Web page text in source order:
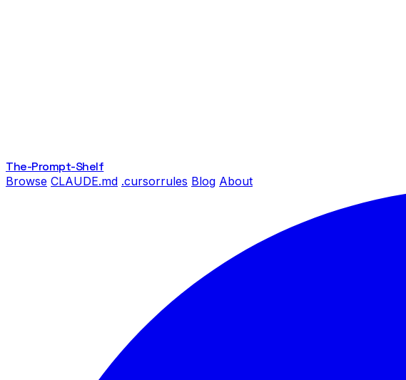
The-Prompt-Shelf
Browse CLAUDE.md .cursorrules Blog About